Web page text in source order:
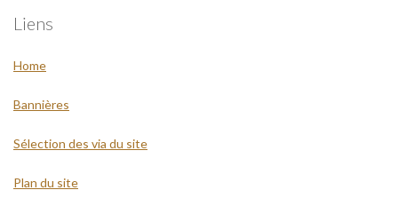
Liens
Home
Bannières
Sélection des via du site
Plan du site